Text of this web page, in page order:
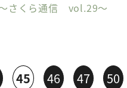
さくら通信 vol.29〜
45 46 47 50